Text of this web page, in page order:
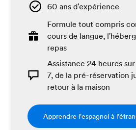
60 ans d'expérience
Formule tout compris
cours de langue,
repas
Assistance 24 heures
7, de la pré-réservation
retour à la maison
Apprendre l'espagnol à